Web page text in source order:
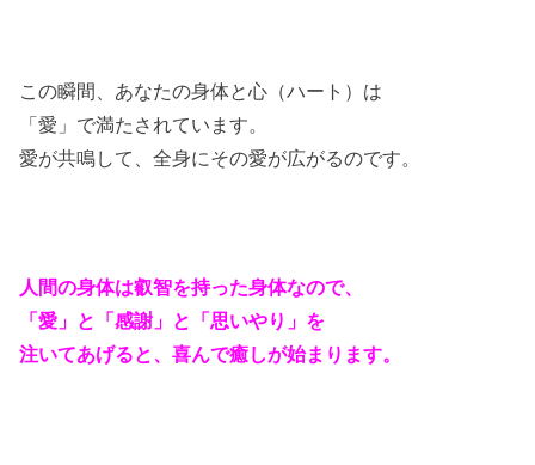
この瞬間、あなたの身体と心（ハート）は
「愛」で満たされています。
愛が共鳴して、全身にその愛が広がるのです。
人間の身体は叡智を持った身体なので、
「愛」と「感謝」と「思いやり」を
注いてあげると、喜んで癒しが始まります。